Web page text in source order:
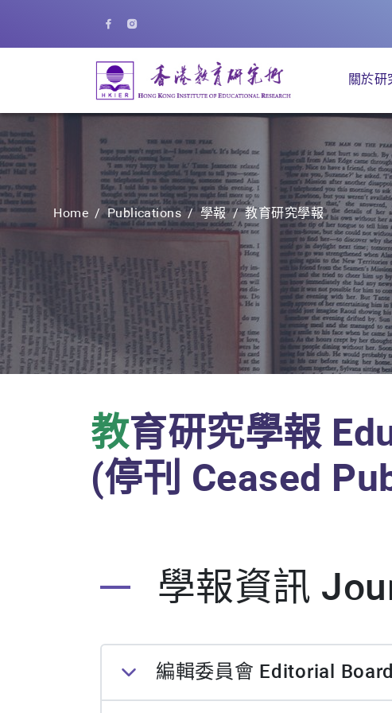
關於研
Home Publications 學報 教育研究學報
教育研究學報
(停刊 Ceased
學報資訊
編輯委員會 Editorial Board